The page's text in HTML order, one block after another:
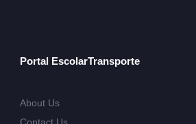
Portal EscolarTransporte
About Us